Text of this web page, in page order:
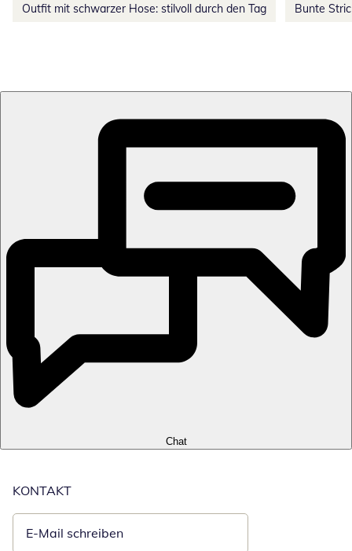
Outfit mit schwarzer Hose: stilvoll durch den Tag Bunte
Chat
KONTAKT
E-Mail schreiben
Öffnet E-Mail-Client